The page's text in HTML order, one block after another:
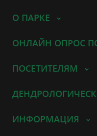
О ПАРКЕ
ОНЛАЙН ОПРОС
ПОСЕТИТЕЛЯМ
ИНФОРМАЦИЯ